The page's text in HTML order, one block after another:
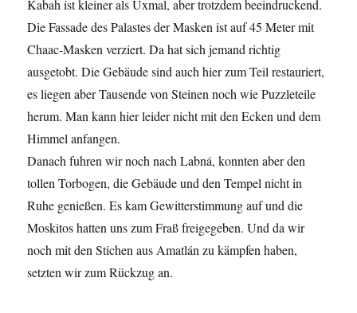
Kabah ist kleiner als Uxmal, aber trotzdem beeindruckend.
Die Fassade des Palastes der Masken ist auf 45 Meter mit
Chaac-Masken verziert. Da hat sich jemand richtig
ausgetobt. Die Gebäude sind auch hier zum Teil restauriert,
es liegen aber Tausende von Steinen noch wie Puzzleteile
herum. Man kann hier leider nicht mit den Ecken und dem
Himmel anfangen.
Danach fuhren wir noch nach Labná, konnten aber den
tollen Torbogen, die Gebäude und den Tempel nicht in
Ruhe genießen. Es kam Gewitterstimmung auf und die
Moskitos hatten uns zum Fraß freigegeben. Und da wir
noch mit den Stichen aus Amatlán zu kämpfen haben,
setzten wir zum Rückzug an.